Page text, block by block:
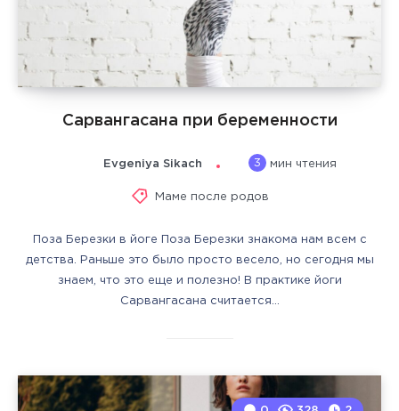
Сарвангасана при беременности
Evgeniya Sikach 3 мин чтения
Маме после родов
Поза Березки в йоге Поза Березки знакома нам всем с
детства. Раньше это было просто весело, но сегодня мы
знаем, что это еще и полезно! В практике йоги
Сарвангасана считается…